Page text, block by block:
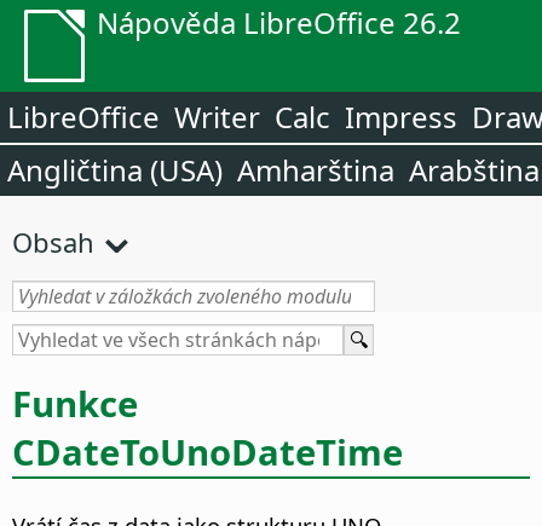
Nápověda LibreOffice 26.2
LibreOffice Writer Calc Impress
Angličtina (USA) Amharština Arabština
Obsah
Funkce
CDateToUnoDateTime